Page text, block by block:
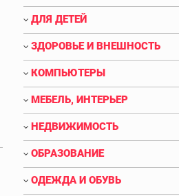
ДЛЯ ДЕТЕЙ
ЗДОРОВЬЕ И ВНЕШНОСТЬ
КОМПЬЮТЕРЫ
МЕБЕЛЬ, ИНТЕРЬЕР
НЕДВИЖИМОСТЬ
ОБРАЗОВАНИЕ
ОДЕЖДА И ОБУВЬ